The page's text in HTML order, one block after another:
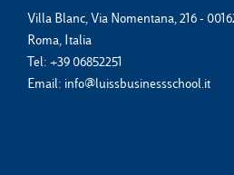
Villa Blanc, Via Nomentana, 216 -
Roma, Italia
Tel: +39 06852251
Email: info@luissbusinessschool.it